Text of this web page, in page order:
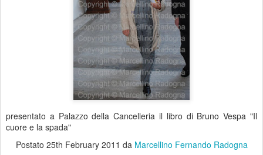
presentato a Palazzo della Cancelleria il libro di Bruno Vespa "Il
cuore e la spada"
Postato 25th February 2011 da Marcellino Fernando Radogna